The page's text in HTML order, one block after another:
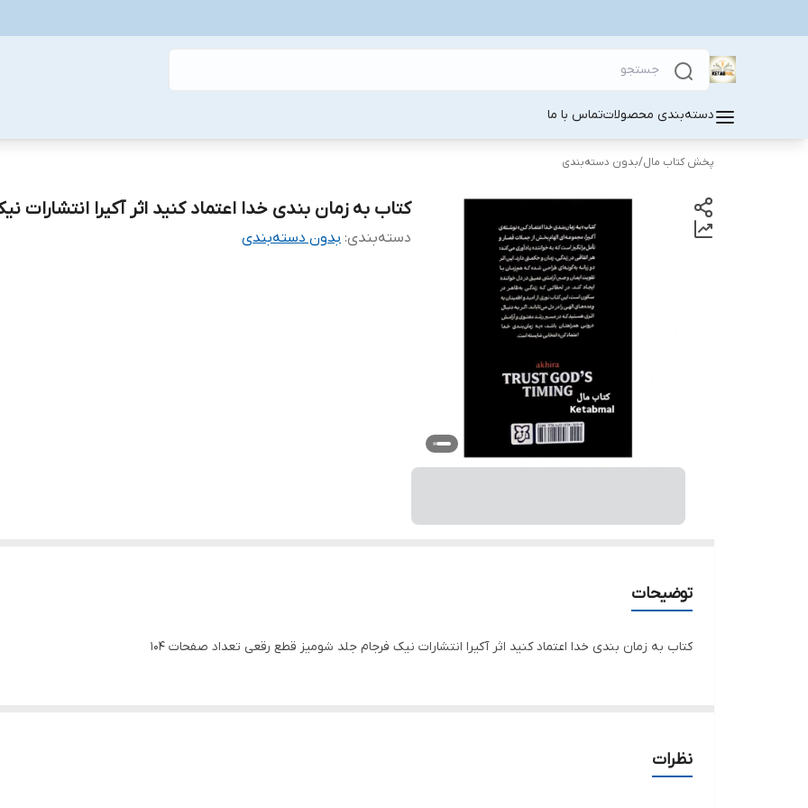
دسته‌بندی محصولاتتماس با ما
پخش کتاب مال/بدون دسته‌بندی
کتاب به زمان بندی خدا اعتماد کنید اثر آکیرا انتشارات
دسته‌بندی: بدون دسته‌بندی
توضیحات
کتاب به زمان بندی خدا اعتماد کنید اثر آکیرا انتشارات نیک فرجام جلد شومیز قطع رقعی تعداد صفحات 104
نظرات